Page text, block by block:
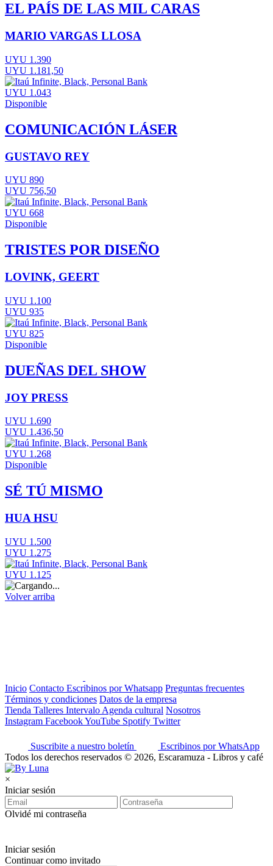
EL PAÍS DE LAS MIL CARAS
MARIO VARGAS LLOSA
UYU 1.390
UYU 1.181,50
UYU 1.043
Disponible
COMUNICACIÓN LÁSER
GUSTAVO REY
UYU 890
UYU 756,50
UYU 668
Disponible
TRISTES POR DISEÑO
LOVINK, GEERT
UYU 1.100
UYU 935
UYU 825
Disponible
DUEÑAS DEL SHOW
JOY PRESS
UYU 1.690
UYU 1.436,50
UYU 1.268
Disponible
SÉ TÚ MISMO
HUA HSU
UYU 1.500
UYU 1.275
UYU 1.125
Volver arriba
Inicio Contacto Escribinos por Whatsapp Preguntas frecuentes
Términos y condiciones Datos de la empresa
Tienda Talleres Intervalo Agenda cultural Nosotros
Instagram FacebookYouTube Spotify Twitter
Suscribite a nuestro boletín
Escribinos por WhatsApp
Todos los derechos reservados © 2026, Escaramuza - Libros y café
×
Iniciar sesión
Olvidé mi contraseña
Iniciar sesión
Continuar como invitado